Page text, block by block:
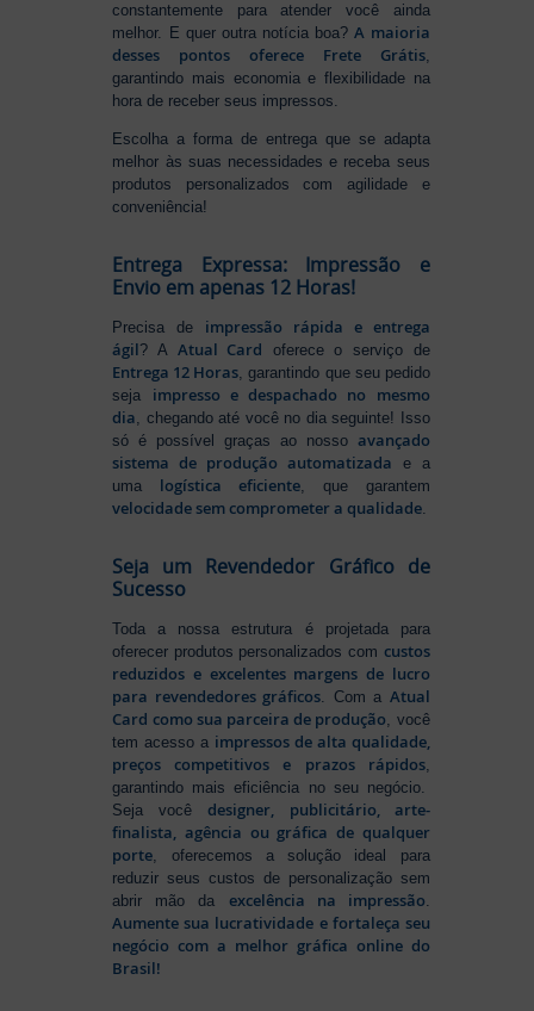
constantemente para atender você ainda
melhor. E quer outra notícia boa?A maioria
desses pontos oferece Frete Grátis,
garantindo mais economia e flexibilidade na
hora de receber seus impressos.
Escolha a forma de entrega que se adapta
melhor às suas necessidades e receba seus
produtos personalizados com agilidade e
conveniência!
Entrega Expressa: Impressão e
Envio em apenas 12 Horas!
Precisa de impressão rápida e entrega
ágil? A Atual Card oferece o serviço de
Entrega 12 Horas , garantindo que seu pedido
seja impresso e despachado no mesmo
dia , chegando até você no dia seguinte! Isso
só é possível graças ao nosso avançado
sistema de produção automatizada e a
uma logística eficiente , que garantem
velocidade sem comprometer a qualidade
Seja um Revendedor Gráfico de
Sucesso
Toda a nossa estrutura é projetada para
oferecer produtos personalizados com custos
reduzidos e excelentes margens de lucro
para revendedores gráficos . Com a Atual
Card como sua parceira de produção , você
tem acesso a impressos de alta qualidade,
preços competitivos e prazos rápidos,
garantindo mais eficiência no seu negócio.
Seja vocêdesigner, publicitário, arte-
finalista, agência ou gráfica de qualquer
porte , oferecemos a solução ideal para
reduzir seus custos de personalização sem
abrir mão da excelência na impressão
Aumente sua lucratividade e fortaleça seu
negócio com a melhor gráfica online do
Brasil!